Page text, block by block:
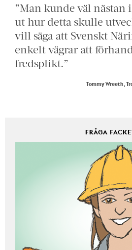
”Man kunde väl nästan
ut hur detta skulle
vill säga att Svenskt
enkelt vägrar att
fredsplikt.”
Tommy Wreeth,
FRÅGA